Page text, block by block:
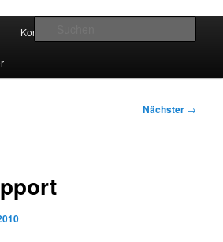
Kontakt
Nächster →